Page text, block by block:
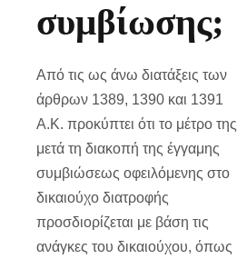
συμβίωσης;
Από τις ως άνω διατάξεις των
άρθρων 1389, 1390 και 1391
Α.Κ. προκύπτει ότι το μέτρο της
μετά τη διακοπή της έγγαμης
συμβιώσεως οφειλόμενης στο
δικαιούχο διατροφής
προσδιορίζεται με βάση τις
ανάγκες του δικαιούχου, όπως